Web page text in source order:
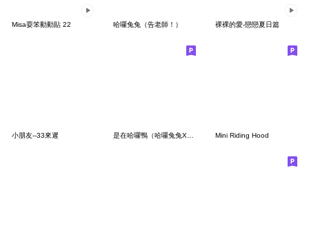
Misa耍笨動動貼 22 哈囉兔兔（告老師！） 裸裸的愛-戀戀夏日篇
小朋友--33來遲 是在哈囉鴨（哈囉兔兔X日子還是要過鴨） Mini Riding Hood